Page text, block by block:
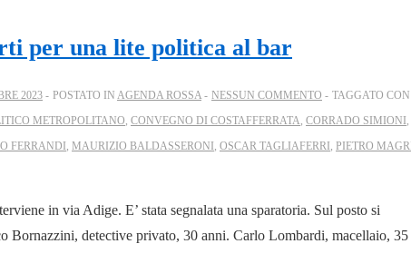
per una lite politica al bar
2023 POSTATO IN AGENDA ROSSA NESSUN COMMENTO
TAGGATO CON
METROPOLITANO, CONVEGNO DI COSTAFFERRATA, CORRADO SIMIONI ,
FERRANDI , MAURIZIO BALDASSERONI , OSCAR TAGLIAFERRI , PIETRO MAGRI
in via Adige. E’ stata segnalata una sparatoria. Sul posto si
Bornazzini, detective privato, 30 anni. Carlo Lombardi, macellaio, 35